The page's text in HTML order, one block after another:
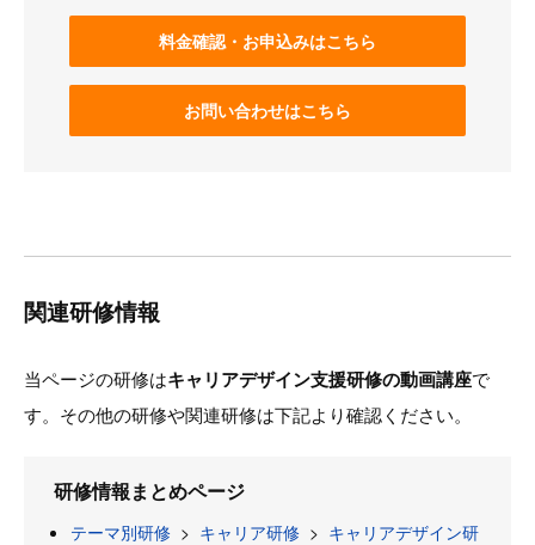
料金確認・お申込みはこちら
お問い合わせはこちら
関連研修情報
当ページの研修はキャリアデザイン支援研修の動画講座で
す。その他の研修や関連研修は下記より確認ください。
研修情報まとめページ
テーマ別研修 > キャリア研修 > キャリアデザイン研